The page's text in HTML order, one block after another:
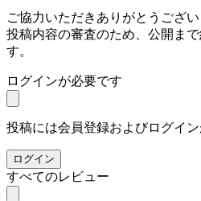
ご協力いただきありがとうござい
投稿内容の審査のため、公開ま
す。
ログインが必要です
投稿には会員登録およびログイ
ログイン
すべてのレビュー